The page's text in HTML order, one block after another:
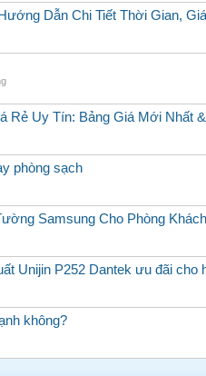
Dẫn Chi Tiết Thời Gian,
Rẻ Uy Tín: Bảng Giá Mới Nhất
phòng sạch
Samsung Cho Phòng Khách
Unijin P252 Dantek ưu đãi cho
không?